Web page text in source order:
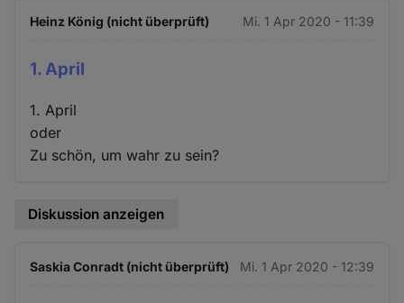
Heinz König (nicht überprüft) Mi. 1 Apr 2020 - 11:39
1. April
1. April
oder
Zu schön, um wahr zu sein?
Diskussion anzeigen
Saskia Conradt (nicht überprüft) Mi. 1 Apr 2020 - 12:39